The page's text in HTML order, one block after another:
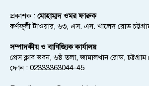
প্রকাশক : মোহাম্মদ ওমর ফারুক
কর্ণফুলী টাওয়ার, ৬৩, এস. এস. খালেদ রোড
সম্পাদকীয় ও বাণিজ্যিক কার্যালয়
প্রেস ক্লাব ভবন, ৬ষ্ঠ তলা, জামালখান রোড, চট্টগ্রাম।
ফোন : 02333363044-45